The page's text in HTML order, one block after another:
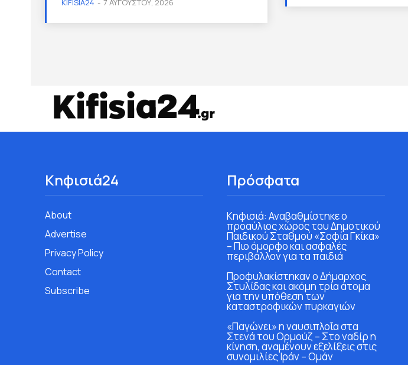
KIFISIA24 - 7 ΑΥΓΟΎΣΤΟΥ, 2026
Κηφισιά24
About
Advertise
Privacy Policy
Contact
Subscribe
Πρόσφατα
Κηφισιά: Αναβαθμίστηκε ο
προαύλιος χώρος του Δημοτικού
Παιδικού Σταθμού «Σοφία Γκίκα»
– Πιο όμορφο και ασφαλές
περιβάλλον για τα παιδιά
Προφυλακίστηκαν ο Δήμαρχος
Στυλίδας και ακόμη τρία άτομα
για την υπόθεση των
καταστροφικών πυρκαγιών
«Παγώνει» η ναυσιπλοΐα στα
Στενά του Ορμούζ – Στο ναδίρ η
κίνηση, αναμένουν εξελίξεις στις
συνομιλίες Ιράν – Ομάν